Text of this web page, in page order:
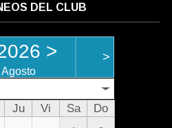
DEL CLUB
>
Agosto
>
Ju Vi Sa
Do